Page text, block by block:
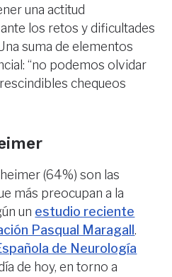
una actitud
los retos y dificultades
suma de elementos
“no podemos olvidar
chequeos
(64%) son las
más preocupan a la
un estudio reciente
Pasqual Maragall.
de Neurología
de hoy, en torno a